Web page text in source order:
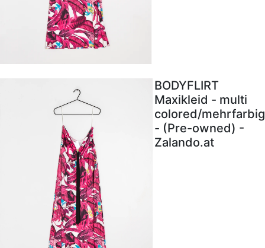
BODYFLIRT
Maxikleid - multi
colored/mehrfarbig
- (Pre-owned) -
Zalando.at